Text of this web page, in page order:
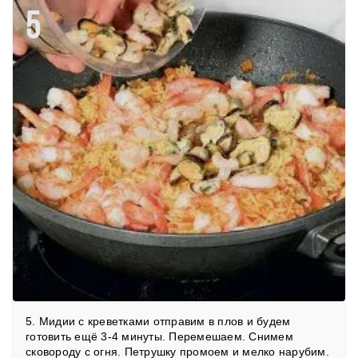
5
5. Мидии с креветками отправим в плов и будем
готовить ещё 3-4 минуты. Перемешаем. Снимем
сковороду с огня. Петрушку промоем и мелко нарубим.